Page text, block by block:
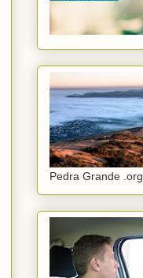
Pedra Grande .org